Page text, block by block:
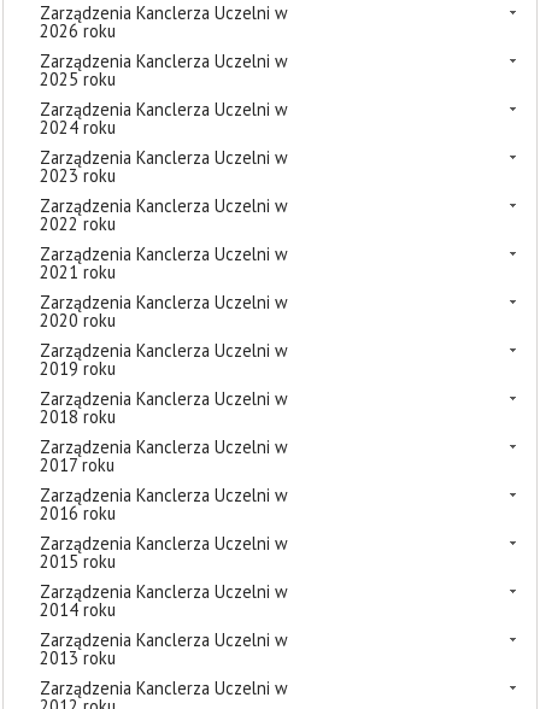
Zarządzenia Kanclerza Uczelni w
2026 roku
Zarządzenia Kanclerza Uczelni w
2025 roku
Zarządzenia Kanclerza Uczelni w
2024 roku
Zarządzenia Kanclerza Uczelni w
2023 roku
Zarządzenia Kanclerza Uczelni w
2022 roku
Zarządzenia Kanclerza Uczelni w
2021 roku
Zarządzenia Kanclerza Uczelni w
2020 roku
Zarządzenia Kanclerza Uczelni w
2019 roku
Zarządzenia Kanclerza Uczelni w
2018 roku
Zarządzenia Kanclerza Uczelni w
2017 roku
Zarządzenia Kanclerza Uczelni w
2016 roku
Zarządzenia Kanclerza Uczelni w
2015 roku
Zarządzenia Kanclerza Uczelni w
2014 roku
Zarządzenia Kanclerza Uczelni w
2013 roku
Zarządzenia Kanclerza Uczelni w